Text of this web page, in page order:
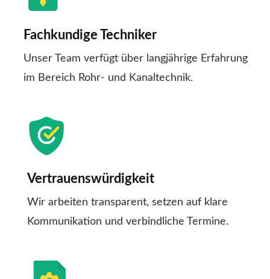
Fachkundige Techniker
Unser Team verfügt über langjährige Erfahrung
im Bereich Rohr- und Kanaltechnik.
Vertrauenswürdigkeit
Wir arbeiten transparent, setzen auf klare
Kommunikation und verbindliche Termine.